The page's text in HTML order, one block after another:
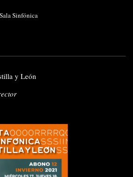
Sala Sinfónica
y León